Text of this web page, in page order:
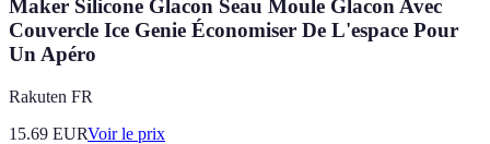
Maker Silicone Glacon Seau Moule Glacon Avec
Couvercle Ice Genie Économiser De L'espace Pour
Un Apéro
Rakuten FR
15.69 EURVoir le prix